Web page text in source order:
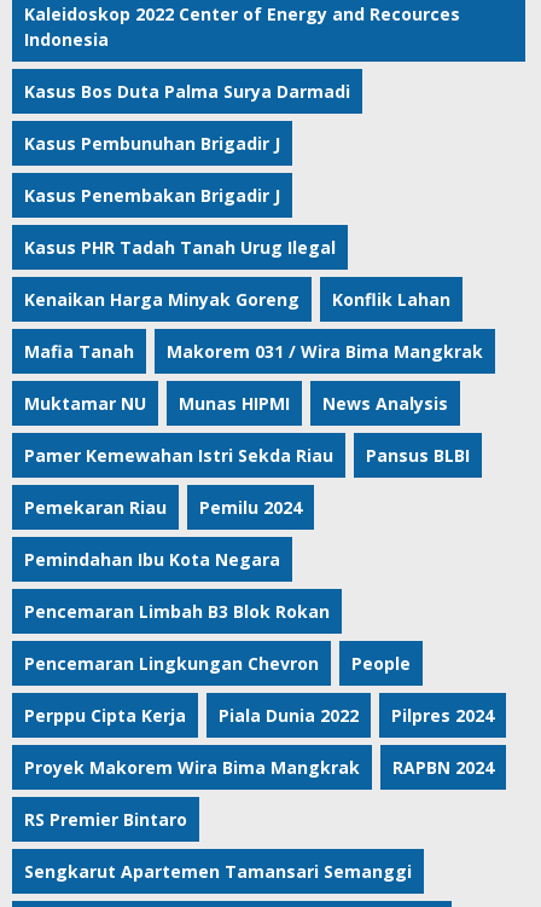
Kaleidoskop 2022 Center of Energy and Recources
Indonesia
Kasus Bos Duta Palma Surya Darmadi
Kasus Pembunuhan Brigadir J
Kasus Penembakan Brigadir J
Kasus PHR Tadah Tanah Urug Ilegal
Kenaikan Harga Minyak Goreng Konflik Lahan
Mafia Tanah Makorem 031 / Wira Bima Mangkrak
Muktamar NU Munas HIPMI News Analysis
Pamer Kemewahan Istri Sekda Riau Pansus BLBI
Pemekaran Riau Pemilu 2024
Pemindahan Ibu Kota Negara
Pencemaran Limbah B3 Blok Rokan
Pencemaran Lingkungan Chevron People
Perppu Cipta Kerja Piala Dunia 2022 Pilpres 2024
Proyek Makorem Wira Bima Mangkrak RAPBN 2024
RS Premier Bintaro
Sengkarut Apartemen Tamansari Semanggi